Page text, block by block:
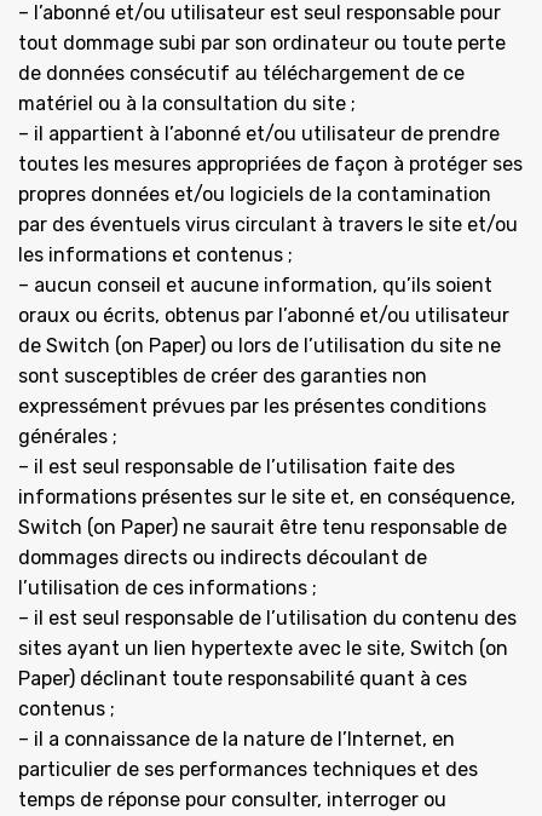
– l’abonné et/ou utilisateur est seul responsable pour
tout dommage subi par son ordinateur ou toute perte
de données consécutif au téléchargement de ce
matériel ou à la consultation du site ;
– il appartient à l’abonné et/ou utilisateur de prendre
toutes les mesures appropriées de façon à protéger ses
propres données et/ou logiciels de la contamination
par des éventuels virus circulant à travers le site et/ou
les informations et contenus ;
– aucun conseil et aucune information, qu’ils soient
oraux ou écrits, obtenus par l’abonné et/ou utilisateur
de Switch (on Paper) ou lors de l’utilisation du site ne
sont susceptibles de créer des garanties non
expressément prévues par les présentes conditions
générales ;
– il est seul responsable de l’utilisation faite des
informations présentes sur le site et, en conséquence,
Switch (on Paper) ne saurait être tenu responsable de
dommages directs ou indirects découlant de
l’utilisation de ces informations ;
– il est seul responsable de l’utilisation du contenu des
sites ayant un lien hypertexte avec le site, Switch (on
Paper) déclinant toute responsabilité quant à ces
contenus ;
– il a connaissance de la nature de l’Internet, en
particulier de ses performances techniques et des
temps de réponse pour consulter, interroger ou